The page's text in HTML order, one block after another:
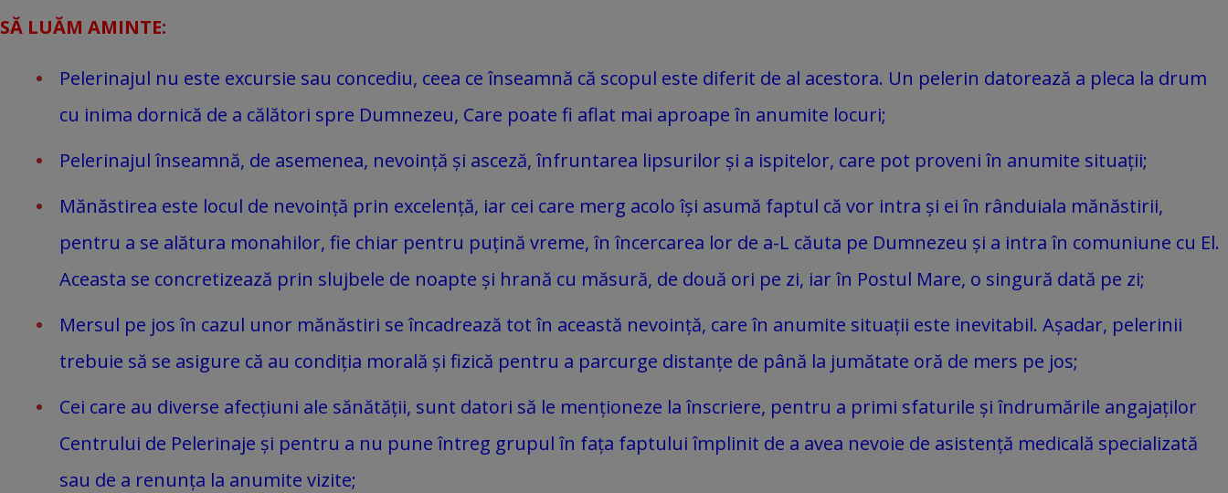
SĂ LUĂM AMINTE:
Pelerinajul nu este excursie sau concediu, ceea ce înseamnă că scopul este diferit de al acestora. Un pelerin datorează a pleca la drum
cu inima dornică de a călători spre Dumnezeu, Care poate fi aflat mai aproape în anumite locuri;
Pelerinajul înseamnă, de asemenea, nevoință și asceză, înfruntarea lipsurilor și a ispitelor, care pot proveni în anumite situații;
Mănăstirea este locul de nevoință prin excelență, iar cei care merg acolo își asumă faptul că vor intra și ei în rânduiala mănăstirii,
pentru a se alătura monahilor, fie chiar pentru puțină vreme, în încercarea lor de a-L căuta pe Dumnezeu și a intra în comuniune cu El.
Aceasta se concretizează prin slujbele de noapte și hrană cu măsură, de două ori pe zi, iar în Postul Mare, o singură dată pe zi;
Mersul pe jos în cazul unor mănăstiri se încadrează tot în această nevoință, care în anumite situații este inevitabil. Așadar, pelerinii
trebuie să se asigure că au condiția morală și fizică pentru a parcurge distanțe de până la jumătate oră de mers pe jos;
Cei care au diverse afecțiuni ale sănătății, sunt datori să le menționeze la înscriere, pentru a primi sfaturile și îndrumările angajaților
Centrului de Pelerinaje și pentru a nu pune întreg grupul în fața faptului împlinit de a avea nevoie de asistență medicală specializată
sau de a renunța la anumite vizite;